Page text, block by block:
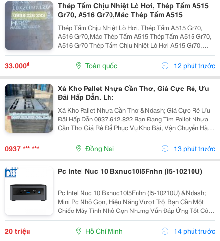
Thép Tấm Chịu Nhiệt Lò Hơi, Thép Tấm A515
Gr70, A516 Gr70,Mác Thép Tấm A515
Thép Tấm Chịu Nhiệt Lò Hơi, Thép Tấm A515 Gr70,
A516 Gr70,Mác Thép Tấm A515 Thép Tấm A515 Gr70,
A516 Gr70 Thép Tấm Chịu Nhiệt Lò Hơi A515 Gr70,
A516 Gr70,20Mm,25Mm Thép Tấm Lò Hơi A515 Gr70
Là Loại Thép Hợp Kim Carbon-Silicon Chất Lượng
33.000₫ Toàn quốc 12 phút trước
Xả Kho Pallet Nhựa Cần Thơ, Giá Cực Rẻ, Ưu
Đãi Hấp Dẫn. Lh:
Xả Kho Pallet Nhựa Cần Thơ &Ndash; Giá Cực Rẻ Ưu
Đãi Hấp Dẫn 0937.612.822 Bạn Đang Tìm Pallet Nhựa
Cần Thơ Giá Rẻ Để Phục Vụ Kho Bãi, Vận Chuyển Hàng
Hóa Hay Xuất Khẩu? Đây Chính Là Cơ Hội Không Nên
Bỏ Lỡ! ✅ Vì Sao Nên Chọn Pallet Nhựa Xả Kho? ...
0937 *** *** Đồng Nai 13 phút trước
Pc Intel Nuc 10 Bxnuc10I5Fnhn (I5-10210U)
Pc Intel Nuc 10 Bxnuc10I5Fnhn (I5-10210U) &Ndash;
Mini Pc Nhỏ Gọn, Hiệu Năng Vượt Trội Bạn Cần Một
Chiếc Máy Tính Nhỏ Gọn Nhưng Vẫn Đáp Ứng Tốt Công
Việc Văn Phòng, Học Tập Hay Giải Trí? Pc Intel Nuc 10
Bxnuc10I5Fnhn (I5-10210U) Là Lựa Chọn Lý Tưởng...
20 triệu Hồ Chí Minh 14 phút trước